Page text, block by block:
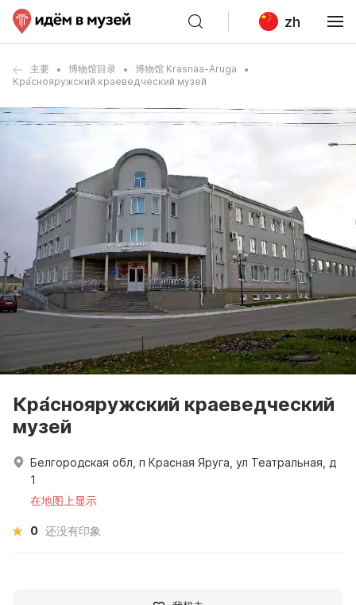
zh
主要 博物馆目录
博物馆 Krasnaa-Aruga
Кра́снояружский краеведческий музей
Кра́снояружский краеведческий
музей
Белгородская обл, п Красная Яруга, ул Театральная, д
1
在地图上显示
0 还没有印象